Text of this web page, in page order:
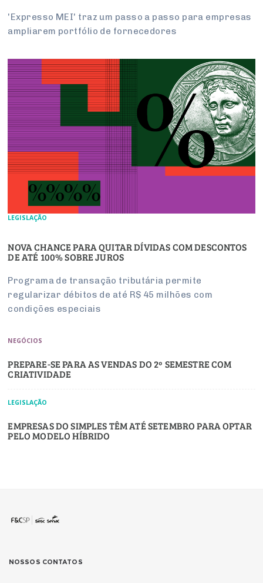
'Expresso MEI' traz um passo a passo para empresas
ampliarem portfólio de fornecedores
LEGISLAÇÃO
NOVA CHANCE PARA QUITAR DÍVIDAS COM DESCONTOS
DE ATÉ 100% SOBRE JUROS
Programa de transação tributária permite
regularizar débitos de até R$ 45 milhões com
condições especiais
NEGÓCIOS
PREPARE-SE PARA AS VENDAS DO 2º SEMESTRE COM
CRIATIVIDADE
LEGISLAÇÃO
EMPRESAS DO SIMPLES TÊM ATÉ SETEMBRO PARA OPTAR
PELO MODELO HÍBRIDO
NOSSOS CONTATOS